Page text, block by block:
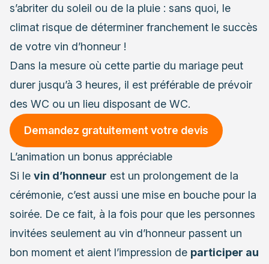
s’abriter du soleil ou de la pluie : sans quoi, le
climat risque de déterminer franchement le succès
de votre vin d’honneur !
Dans la mesure où cette partie du mariage peut
durer jusqu’à 3 heures, il est préférable de prévoir
des WC ou un lieu disposant de WC.
Demandez gratuitement votre devis
L’animation un bonus appréciable
Si le vin d’honneur est un prolongement de la
cérémonie, c’est aussi une mise en bouche pour la
soirée. De ce fait, à la fois pour que les personnes
invitées seulement au vin d’honneur passent un
bon moment et aient l’impression de participer au